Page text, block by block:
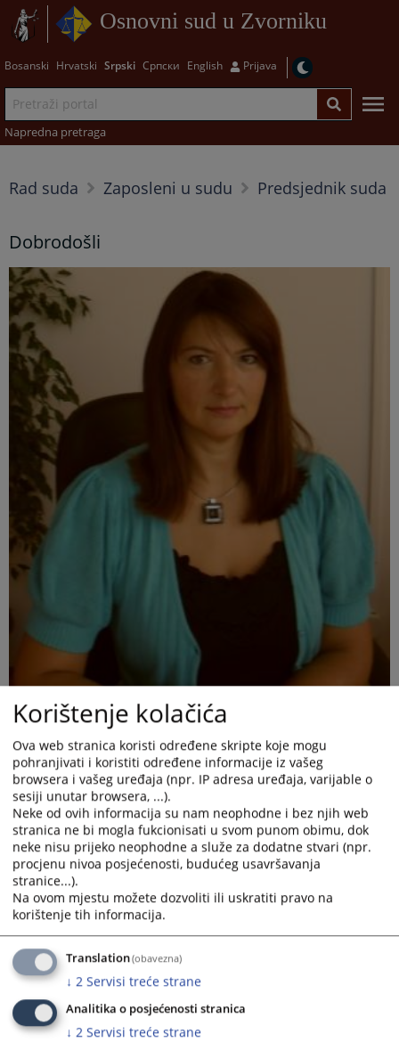
Osnovni sud u Zvorniku
Bosanski Hrvatski Srpski Српски English Prijava
Napredna pretraga
Rad suda Zaposleni u sudu Predsjednik suda
Dobrodošli
Poštovani posjetioci, dobro došli na stranice Osnovnog suda u
Zvorniku!
U cilju transparetnosti u radu Osnovnog suda u
Zvorniku, prikupljanja određenih informacija za koje ste
Korištenje kolačića
Ova web stranica koristi određene skripte koje mogu
pohranjivati i koristiti određene informacije iz vašeg
browsera i vašeg uređaja (npr. IP adresa uređaja, varijable o
sesiji unutar browsera, ...).
Neke od ovih informacija su nam neophodne i bez njih web
stranica ne bi mogla fukcionisati u svom punom obimu, dok
neke nisu prijeko neophodne a služe za dodatne stvari (npr.
procjenu nivoa posjećenosti, budućeg usavršavanja
stranice...).
Na ovom mjestu možete dozvoliti ili uskratiti pravo na
korištenje tih informacija.
Translation(obavezna)
↓ 2 Servisi treće strane
Analitika o posjećenosti stranica
↓ 2 Servisi treće strane